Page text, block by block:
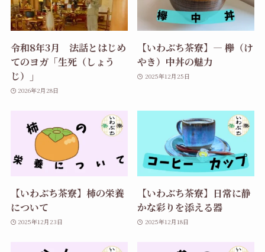
令和8年3月 法話とはじめ
てのヨガ「生死（しょう
じ）」
2026年2月28日
【いわぶち茶寮】― 欅（け
やき）中丼の魅力
2025年12月25日
【いわぶち茶寮】柿の栄養
について
2025年12月23日
【いわぶち茶寮】日常に静
かな彩りを添える器
2025年12月18日